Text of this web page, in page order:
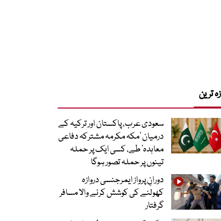
ترین
سعودی عرب، پاکستان اور ترکیہ کے
درمیان ’مکہ مکرمہ مشترکہ دفاعی
معاہدہ‘ طے، کسی ایک پر حملہ
تینوں پر حملہ تصور ہوگا
دورانِ پرواز ایمرجنسی دروازہ
کھولنے کی کوشش کرنے والا مسافر
گرفتار